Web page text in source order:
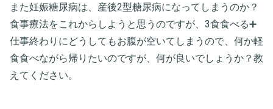
また妊娠糖尿病は、産後2型糖尿病になってしまうのか？
食事療法をこれからしようと思うのですが、3食食べる➕
仕事終わりにどうしてもお腹が空いてしまうので、何か軽
食食べながら帰りたいのですが、何が良いでしょうか？教
えてください。